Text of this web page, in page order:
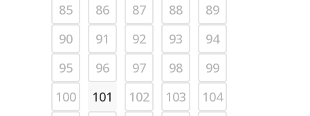
85
86 87 88
89
90
91 92 93
94
95
96 97 98
99
100
101 102 103
104